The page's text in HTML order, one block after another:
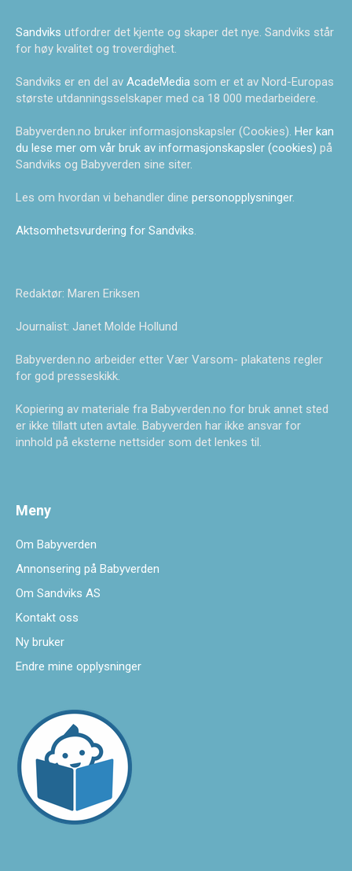
Sandviks utfordrer det kjente og skaper det nye. Sandviks står
for høy kvalitet og troverdighet.
Sandviks er en del av AcadeMedia som er et av Nord-Europas
største utdanningsselskaper med ca 18 000 medarbeidere.
Babyverden.no bruker informasjonskapsler (Cookies). Her kan
du lese mer om vår bruk av informasjonskapsler (cookies) på
Sandviks og Babyverden sine siter.
Les om hvordan vi behandler dine personopplysninger.
Aktsomhetsvurdering for Sandviks.
Redaktør: Maren Eriksen
Journalist: Janet Molde Hollund
Babyverden.no arbeider etter Vær Varsom- plakatens regler
for god presseskikk.
Kopiering av materiale fra Babyverden.no for bruk annet sted
er ikke tillatt uten avtale. Babyverden har ikke ansvar for
innhold på eksterne nettsider som det lenkes til.
Meny
Om Babyverden
Annonsering på Babyverden
Om Sandviks AS
Kontakt oss
Ny bruker
Endre mine opplysninger